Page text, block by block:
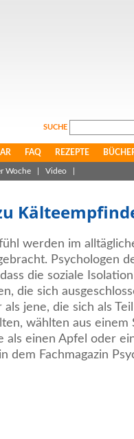
SUCHE
FAQ REZEPTE
Woche Video
werden im
Psychologen
die soziale
die sich
als jene, die sich als
wählten aus einem
als einen Apfel oder
dem Fachmagazin